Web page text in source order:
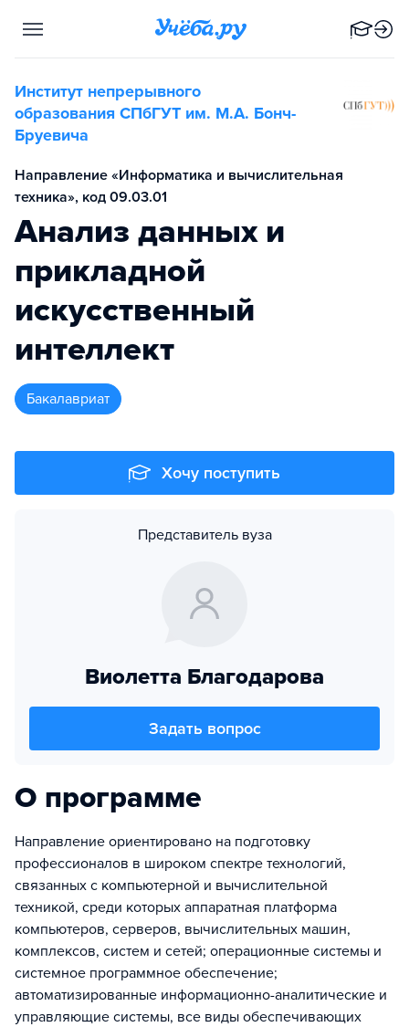
Институт непрерывного
образования СПбГУТ им. М.А. Бонч-
Бруевича
Направление «Информатика и вычислительная
техника», код 09.03.01
Анализ данных и
прикладной
искусственный
интеллект
бакалавриат
Хочу поступить
Представитель вуза
Виолетта Благодарова
Задать вопрос
О программе
Направление ориентировано на подготовку
профессионалов в широком спектре технологий,
связанных с компьютерной и вычислительной
техникой, среди которых аппаратная платформа
компьютеров, серверов, вычислительных машин,
комплексов, систем и сетей; операционные системы и
системное программное обеспечение;
автоматизированные информационно-аналитические и
управляющие системы, все виды обеспечивающих